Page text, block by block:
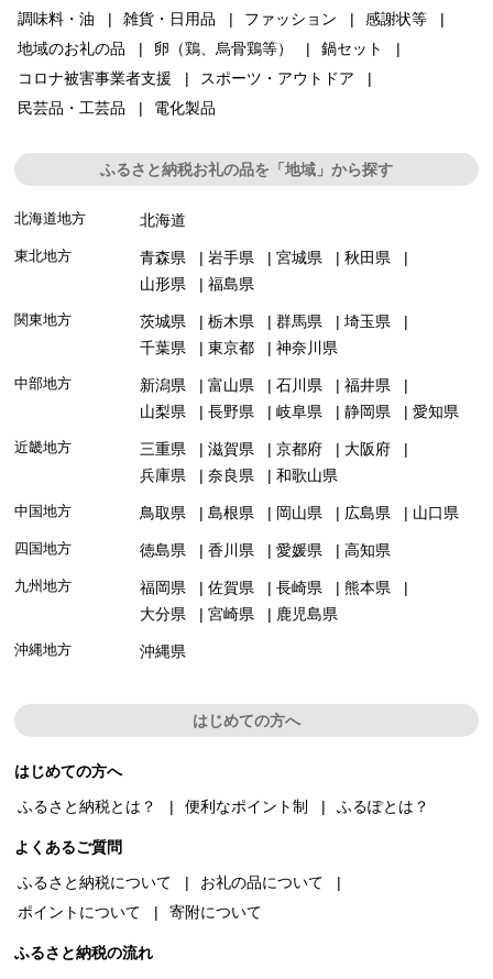
調味料・油
雑貨・日用品 ファッション
感謝状等
地域のお礼の品
卵（鶏、烏骨鶏等）
鍋セット
コロナ被害事業者支援
スポーツ・アウトドア
民芸品・工芸品
電化製品
ふるさと納税お礼の品を「地域」から探す
北海道地方 北海道
東北地方 青森県 岩手県 宮城県
秋田県
山形県
福島県
関東地方 茨城県 栃木県 群馬県
埼玉県
千葉県
東京都 神奈川県
中部地方 新潟県 富山県 石川県
福井県
山梨県
長野県 岐阜県 静岡県 愛知県
近畿地方 三重県 滋賀県 京都府
大阪府
兵庫県
奈良県 和歌山県
中国地方 鳥取県 島根県 岡山県 広島県 山口県
四国地方 徳島県 香川県 愛媛県 高知県
九州地方 福岡県 佐賀県 長崎県
熊本県
大分県
宮崎県 鹿児島県
沖縄地方 沖縄県
はじめての方へ
はじめての方へ
ふるさと納税とは？
便利なポイント制 ふるぽとは？
よくあるご質問
ふるさと納税について
お礼の品について
ポイントについて
寄附について
ふるさと納税の流れ